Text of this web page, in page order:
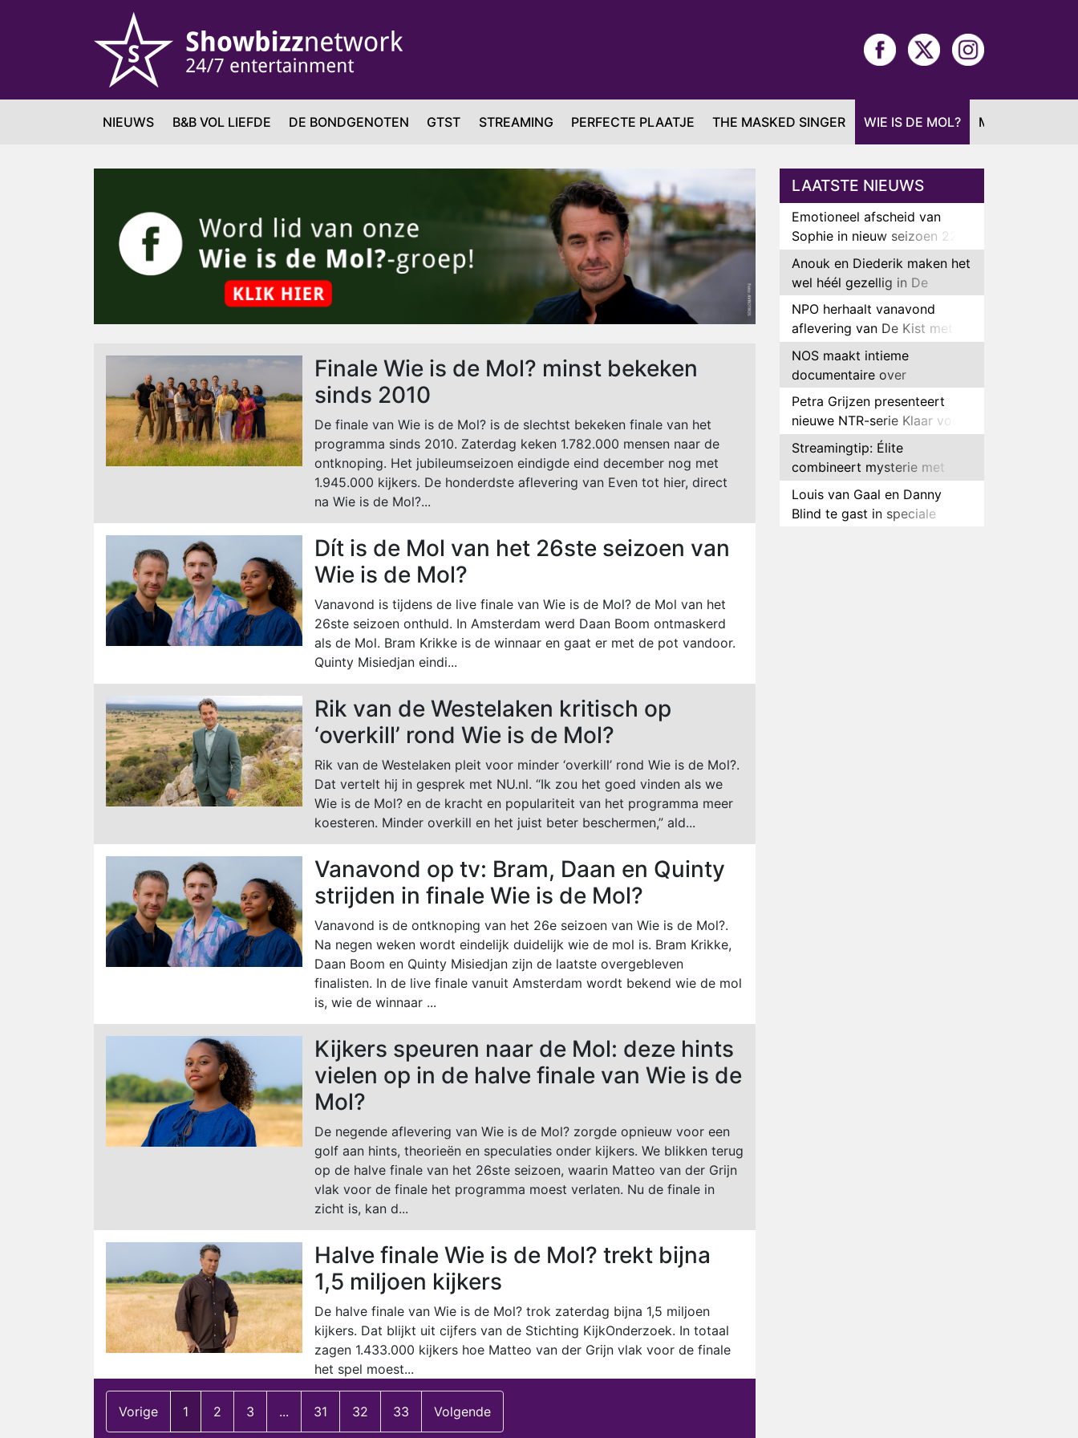
NIEUWS B&B VOL LIEFDE DE BONDGENOTEN GTST STREAMING PERFECTE PLAATJE THE MASKED SINGER WIE IS DE MOL? MAFS
Finale Wie is de Mol? minst bekeken
sinds 2010
De finale van Wie is de Mol? is de slechtst bekeken finale van het
programma sinds 2010. Zaterdag keken 1.782.000 mensen naar de
ontknoping. Het jubileumseizoen eindigde eind december nog met
1.945.000 kijkers. De honderdste aflevering van Even tot hier, direct
na Wie is de Mol?...
Dít is de Mol van het 26ste seizoen van
Wie is de Mol?
Vanavond is tijdens de live finale van Wie is de Mol? de Mol van het
26ste seizoen onthuld. In Amsterdam werd Daan Boom ontmaskerd
als de Mol. Bram Krikke is de winnaar en gaat er met de pot vandoor.
Quinty Misiedjan eindi...
Rik van de Westelaken kritisch op
‘overkill’ rond Wie is de Mol?
Rik van de Westelaken pleit voor minder ‘overkill’ rond Wie is de Mol?.
Dat vertelt hij in gesprek met NU.nl. “Ik zou het goed vinden als we
Wie is de Mol? en de kracht en populariteit van het programma meer
koesteren. Minder overkill en het juist beter beschermen,” ald...
Vanavond op tv: Bram, Daan en Quinty
strijden in finale Wie is de Mol?
Vanavond is de ontknoping van het 26e seizoen van Wie is de Mol?.
Na negen weken wordt eindelijk duidelijk wie de mol is. Bram Krikke,
Daan Boom en Quinty Misiedjan zijn de laatste overgebleven
finalisten. In de live finale vanuit Amsterdam wordt bekend wie de mol
is, wie de winnaar ...
Kijkers speuren naar de Mol: deze hints
vielen op in de halve finale van Wie is de
Mol?
De negende aflevering van Wie is de Mol? zorgde opnieuw voor een
golf aan hints, theorieën en speculaties onder kijkers. We blikken terug
op de halve finale van het 26ste seizoen, waarin Matteo van der Grijn
vlak voor de finale het programma moest verlaten. Nu de finale in
zicht is, kan d...
Halve finale Wie is de Mol? trekt bijna
1,5 miljoen kijkers
De halve finale van Wie is de Mol? trok zaterdag bijna 1,5 miljoen
kijkers. Dat blijkt uit cijfers van de Stichting KijkOnderzoek. In totaal
zagen 1.433.000 kijkers hoe Matteo van der Grijn vlak voor de finale
het spel moest...
Vorige 1 2 3 ... 31 32 33 Volgende
LAATSTE NIEUWS
Emotioneel afscheid van
Sophie in nieuw seizoen 22
Kids and Counting
Anouk en Diederik maken het
wel héél gezellig in De
Bondgenoten
NPO herhaalt vanavond
aflevering van De Kist met
Peter Faber
NOS maakt intieme
documentaire over
hockeyster Yibbi Jansen
Petra Grijzen presenteert
nieuwe NTR-serie Klaar voor
de oorlog
Streamingtip: Élite
combineert mysterie met
romantie
Louis van Gaal en Danny
Blind te gast in speciale